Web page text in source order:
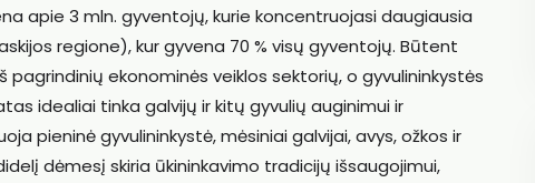
apie 3 mln. gyventojų, kurie koncentruojasi daugiausia
regione), kur gyvena 70 % visų gyventojų. Būtent
pagrindinių ekonominės veiklos sektorių, o gyvulininkystės
idealiai tinka galvijų ir kitų gyvulių auginimui ir
pieninė gyvulininkystė, mėsiniai galvijai, avys, ožkos ir
dėmesį skiria ūkininkavimo tradicijų išsaugojimui,